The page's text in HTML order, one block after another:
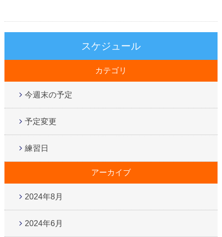
スケジュール
カテゴリ
今週末の予定
予定変更
練習日
アーカイブ
2024年8月
2024年6月